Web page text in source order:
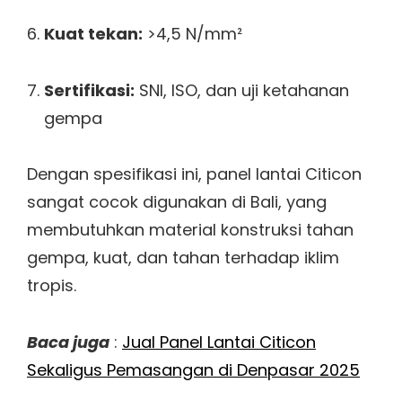
Kuat tekan: >4,5 N/mm²
Sertifikasi: SNI, ISO, dan uji ketahanan
gempa
Dengan spesifikasi ini, panel lantai Citicon
sangat cocok digunakan di Bali, yang
membutuhkan material konstruksi tahan
gempa, kuat, dan tahan terhadap iklim
tropis.
Baca juga : Jual Panel Lantai Citicon
Sekaligus Pemasangan di Denpasar 2025